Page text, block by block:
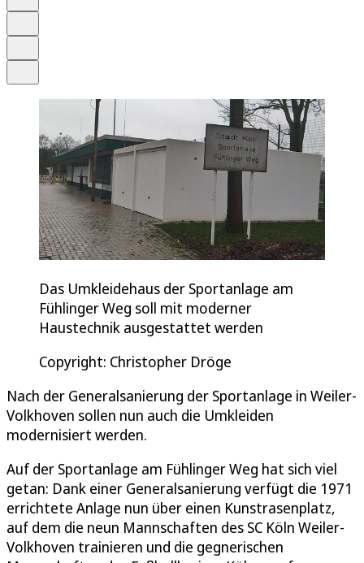
Das Umkleidehaus der Sportanlage am
Fühlinger Weg soll mit moderner
Haustechnik ausgestattet werden
Copyright: Christopher Dröge
Nach der Generalsanierung der Sportanlage in Weiler-
Volkhoven sollen nun auch die Umkleiden
modernisiert werden.
Auf der Sportanlage am Fühlinger Weg hat sich viel
getan: Dank einer Generalsanierung verfügt die 1971
errichtete Anlage nun über einen Kunstrasenplatz,
auf dem die neun Mannschaften des SC Köln Weiler-
Volkhoven trainieren und die gegnerischen